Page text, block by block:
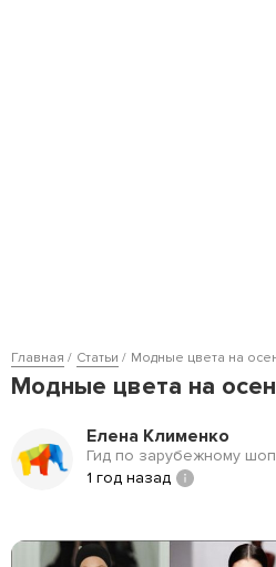
Главная Статьи Модные цвета на
Модные цвета на
Елена Клименко
Гид по зарубежному
1 год назад